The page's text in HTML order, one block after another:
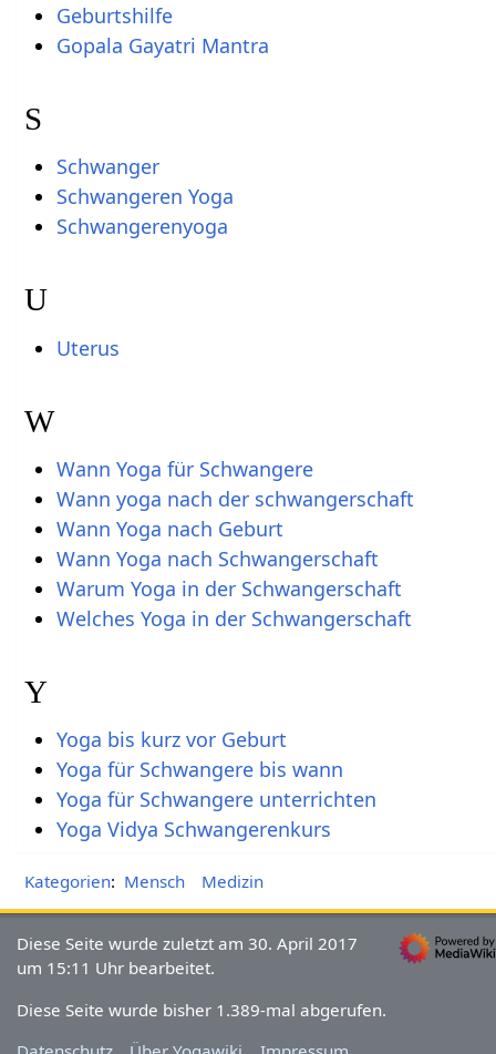
Geburtshilfe
Gopala Gayatri Mantra
S
Schwanger
Schwangeren Yoga
Schwangerenyoga
U
Uterus
W
Wann Yoga für Schwangere
Wann yoga nach der schwangerschaft
Wann Yoga nach Geburt
Wann Yoga nach Schwangerschaft
Warum Yoga in der Schwangerschaft
Welches Yoga in der Schwangerschaft
Y
Yoga bis kurz vor Geburt
Yoga für Schwangere bis wann
Yoga für Schwangere unterrichten
Yoga Vidya Schwangerenkurs
Kategorien: Mensch Medizin
Diese Seite wurde zuletzt am 30. April 2017
um 15:11 Uhr bearbeitet.
Diese Seite wurde bisher 1.389-mal abgerufen.